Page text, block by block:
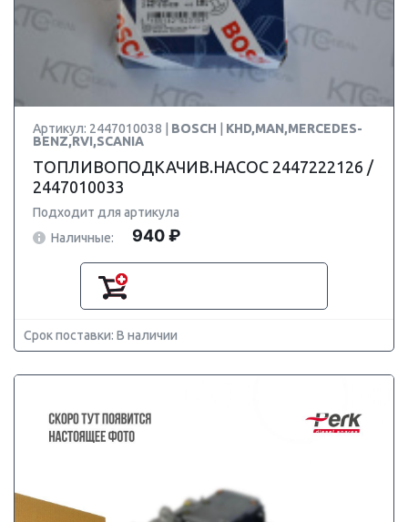
Артикул: 2447010038 | BOSCH
KHD,MAN,MERCEDES-
BENZ,RVI,SCANIA
ТОПЛИВОПОДКАЧИВ.НАСОС 2447222126 /
2447010033
Подходит для артикула
Наличные:
940 ₽
Срок поставки: В наличии